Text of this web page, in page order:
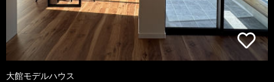
大館モデルハウス